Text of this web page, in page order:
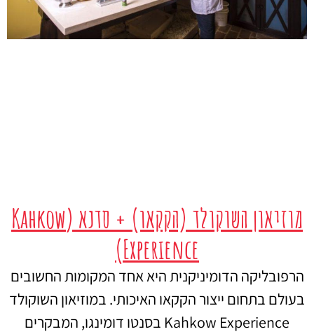
מוזיאון השוקולד (הקקאו) + סדנא (Kahkow
Experience)
הרפובליקה הדומיניקנית היא אחד המקומות החשובים
בעולם בתחום ייצור הקקאו האיכותי. במוזיאון השוקולד
Kahkow Experience בסנטו דומינגו, המבקרים